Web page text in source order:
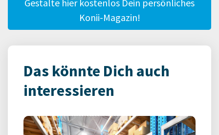
Gestalte hier kostenlos Dein persönliches
Konii-Magazin!
Das könnte Dich auch
interessieren